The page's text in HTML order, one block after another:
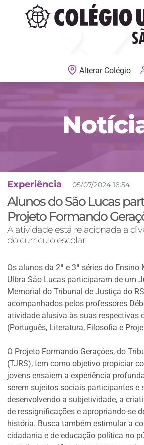
Alterar Colégio
Experiência 05/07/2024 16:54
Alunos do São Lucas
Projeto Formando
A atividade está relacionada a
do currículo escolar
Os alunos da 2ª e 3ª séries do Ensino
Ulbra São Lucas participaram de um
Memorial do Tribunal de Justiça do
acompanhados pelos professores
atividade alusiva às suas respectivas
(Português, Literatura, Filosofia e
O Projeto Formando Gerações, do
(TJRS), tem como objetivo propiciar
jovens ensaiem a experiência
serem sujeitos sociais participantes e
desenvolvendo a subjetividade, a
de ressignificações e apropriando-se
história. Busca também estimular a
cidadania e de educação política no